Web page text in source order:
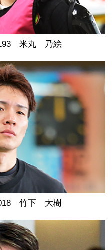
米丸 乃絵
竹下 大樹